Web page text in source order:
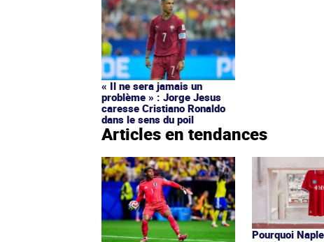
« Il ne sera jamais un
problème » : Jorge Jesus
caresse Cristiano Ronaldo
dans le sens du poil
Articles en tendances
Pourquoi